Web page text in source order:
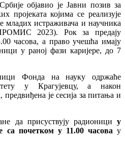
објавио је Јавни позив за
пројеката којима се реализује
младих истраживача и научника
2023). Рок за предају
часова, а право учешћа имају
у раној фази каријере, до 7
Фонда на науку одржаће
у Крагујевцу, а након
је сесија за питања и
да присуствују радионици у
са почетком у 11.00 часова у